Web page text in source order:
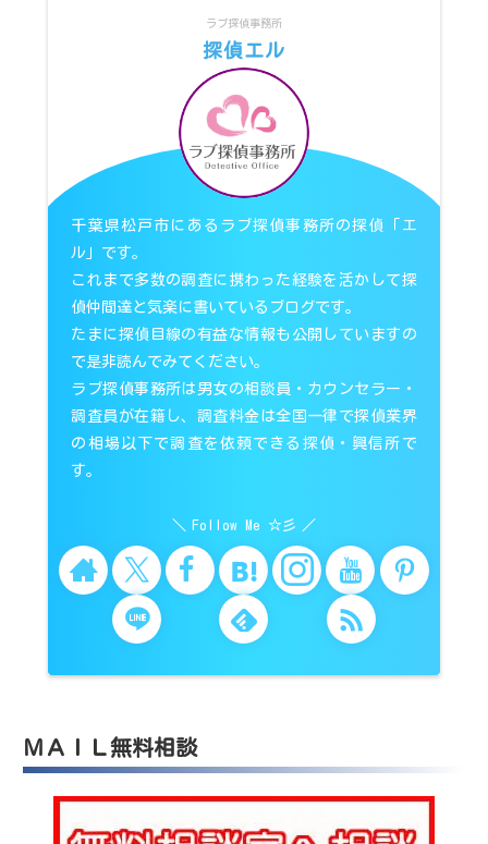
ラブ探偵事務所
探偵エル
千葉県松戸市にあるラブ探偵事務所の探偵「エ
ル」です。
これまで多数の調査に携わった経験を活かして探
偵仲間達と気楽に書いているブログです。
たまに探偵目線の有益な情報も公開していますの
で是非読んでみてください。
ラブ探偵事務所は男女の相談員・カウンセラー・
調査員が在籍し、調査料金は全国一律で探偵業界
の相場以下で調査を依頼できる探偵・興信所で
す。
Follow Me ☆彡
ＭＡＩＬ無料相談